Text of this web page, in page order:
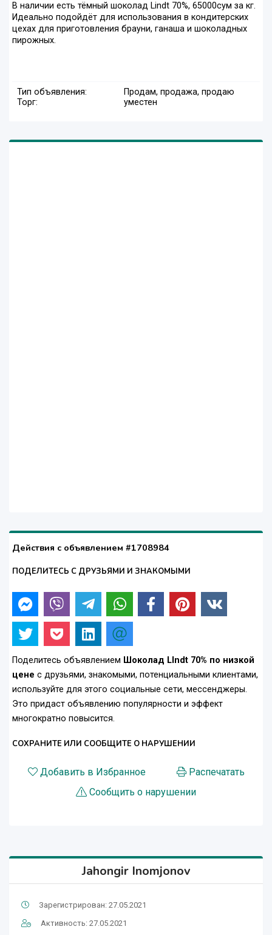
В наличии есть тёмный шоколад Lindt 70%, 65000сум за кг.
Идеально подойдёт для использования в кондитерских
цехах для приготовления брауни, ганаша и шоколадных
пирожных.
Тип объявления:
Продам, продажа, продаю
Торг:
уместен
Действия с объявлением #1708984
ПОДЕЛИТЕСЬ С ДРУЗЬЯМИ И ЗНАКОМЫМИ
Поделитесь объявлением Шоколад LIndt 70% по низкой
цене с друзьями, знакомыми, потенциальными клиентами,
используйте для этого социальные сети, мессенджеры.
Это придаст объявлению популярности и эффект
многократно повысится.
СОХРАНИТЕ ИЛИ СООБЩИТЕ О НАРУШЕНИИ
Добавить в Избранное
Распечатать
Сообщить о нарушении
Jahongir Inomjonov
Зарегистрирован: 27.05.2021
Активность: 27.05.2021